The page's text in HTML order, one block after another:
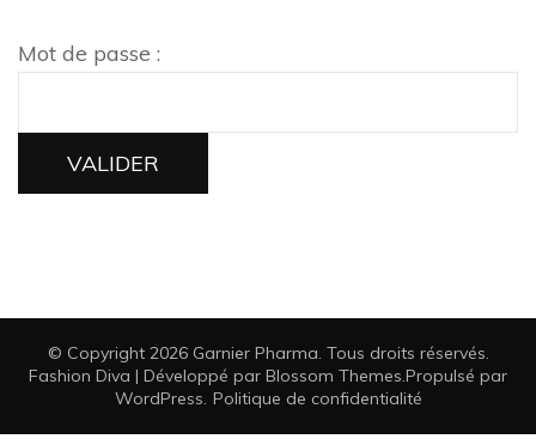
Mot de passe :
© Copyright 2026 Garnier Pharma. Tous droits réservés.
Fashion Diva | Développé par Blossom Themes.Propulsé par
WordPress. Politique de confidentialité